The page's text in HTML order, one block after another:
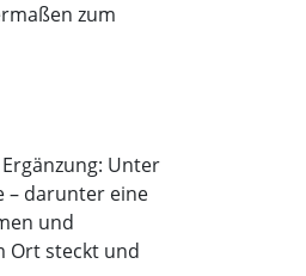
zum
Unter
– darunter eine
und
Ort steckt und